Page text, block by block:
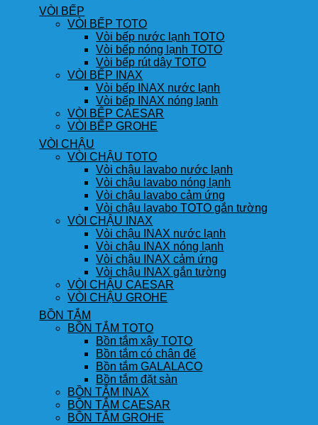
VÒI BẾP
VÒI BẾP TOTO
Vòi bếp nước lạnh TOTO
Vòi bếp nóng lạnh TOTO
Vòi bếp rút dây TOTO
VÒI BẾP INAX
Vòi bếp INAX nước lạnh
Vòi bếp INAX nóng lạnh
VÒI BẾP CAESAR
VÒI BẾP GROHE
VÒI CHẬU
VÒI CHẬU TOTO
Vòi chậu lavabo nước lạnh
Vòi chậu lavabo nóng lạnh
Vòi chậu lavabo cảm ứng
Vòi chậu lavabo TOTO gắn tường
VÒI CHẬU INAX
Vòi chậu INAX nước lạnh
Vòi chậu INAX nóng lạnh
Vòi chậu INAX cảm ứng
Vòi chậu INAX gắn tường
VÒI CHẬU CAESAR
VÒI CHẬU GROHE
BỒN TẮM
BỒN TẮM TOTO
Bồn tắm xây TOTO
Bồn tắm có chân đế
Bồn tắm GALALACO
Bồn tắm đặt sàn
BỒN TẮM INAX
BỒN TẮM CAESAR
BỒN TẮM GROHE